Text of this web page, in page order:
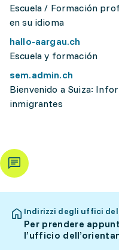
Escuela / Formación
en su idioma
hallo-aargau.ch
Escuela y formación
sem.admin.ch
Bienvenido a Suiza:
inmigrantes
Indirizzi degli uffici
Per prendere
l’ufficio